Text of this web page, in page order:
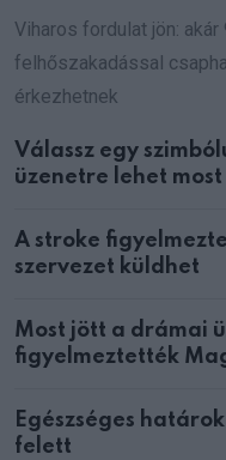
Viharos fordulat jön:
felhőszakadással
érkezhetnek
Válassz egy
üzenetre lehet
A stroke
szervezet küldhet
Most jött a drámai
figyelmeztették
Egészséges
felett